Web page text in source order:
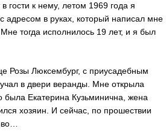
гости к нему, летом 1969 года я
адресом в руках, который написал мне
тогда исполнилось 19 лет, и я был
Розы Люксембург, с приусадебным
в двери веранды. Мне открыла
Екатерина Кузьминична, жена
хозяин. И сейчас, по прошествии